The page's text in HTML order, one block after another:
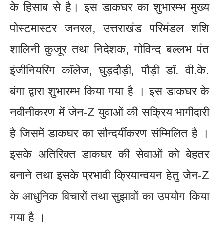
के हिसाब से है। इस डाकघर का शुभारम्भ मुख्य
पोस्टमास्टर जनरल, उत्तराखंड परिमंडल शशि
शालिनी कुजूर तथा निदेशक, गोविन्द बल्लभ पंत
इंजीनियरिंग कॉलेज, घुड़दौड़ी, पौड़ी डॉ. वी.के.
बंगा द्वारा शुभारम्भ किया गया है । इस डाकघर के
नवीनीकरण में जेन-Z युवाओं की सक्रिय भागीदारी
है जिसमें डाकघर का सौन्दर्यीकरण संम्मिलित है ।
इसके अतिरिक्त डाकघर की सेवाओं को बेहतर
बनाने तथा इसके प्रभावी क्रियान्वयन हेतु जेन-Z
के आधुनिक विचारों तथा सुझावों का उपयोग किया
गया है ।